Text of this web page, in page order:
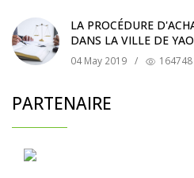
LA PROCÉDURE
DANS LA VILLE DE
04 May 2019 / 164748
PARTENAIRE